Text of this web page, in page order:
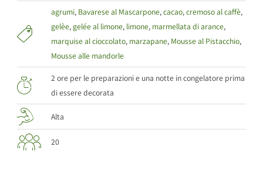
agrumi, Bavarese al Mascarpone,cacao,cremoso al caffè,
gelèe, gelée al limone, limone, marmellata di arance,
marquise al cioccolato, marzapane, Mousse al Pistacchio,
Mousse alle mandorle
2 ore per le preparazioni e una notte in congelatore prima
di essere decorata
Alta
20